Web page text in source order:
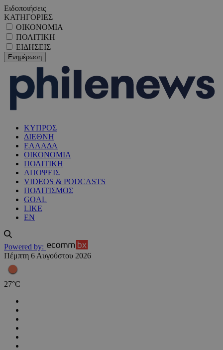
Ειδοποιήσεις
ΚΑΤΗΓΟΡΙΕΣ
ΟΙΚΟΝΟΜΙΑ
ΠΟΛΙΤΙΚΗ
ΕΙΔΗΣΕΙΣ
ΚΥΠΡΟΣ
ΔΙΕΘΝΗ
ΕΛΛΑΔΑ
ΟΙΚΟΝΟΜΙΑ
ΠΟΛΙΤΙΚΗ
ΑΠΟΨΕΙΣ
VIDEOS & PODCASTS
ΠΟΛΙΤΙΣΜΟΣ
GOAL
LIKE
EN
Powered by:
Πέμπτη 6 Αυγούστου 2026
27°C